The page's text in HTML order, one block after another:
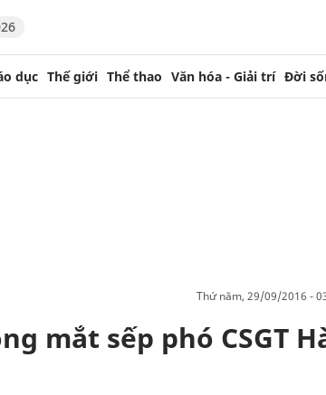
dục Thế giới Thể thao Văn hóa - Giải trí Đời
thứ năm, 29/09/2016 -
mắt sếp phó CSGT